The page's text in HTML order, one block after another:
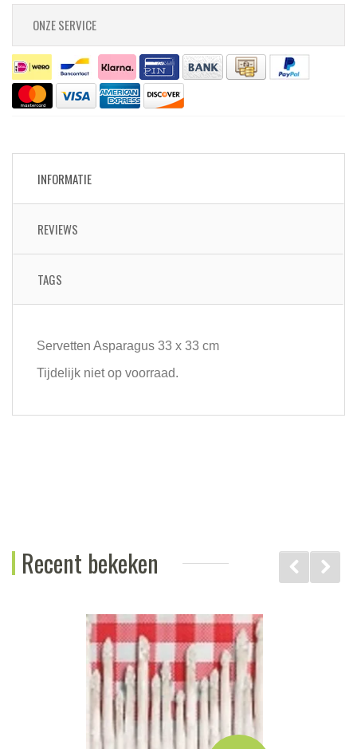
ONZE SERVICE
INFORMATIE
REVIEWS
TAGS
Servetten Asparagus 33 x 33 cm
Tijdelijk niet op voorraad.
Recent bekeken